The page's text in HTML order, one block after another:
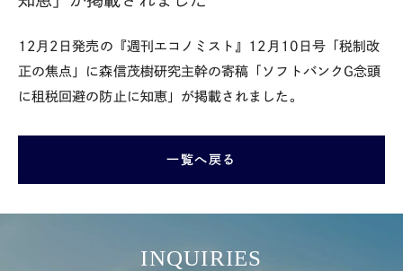
12 月 2 日発売の『週刊エコノミスト』 12 月 10 日号「税制改
正の焦点」に森信茂樹研究主幹の寄稿「ソフトバンク G念頭
に租税回避の防止に知恵」が掲載されました。
一覧へ戻る
INQUIRIES